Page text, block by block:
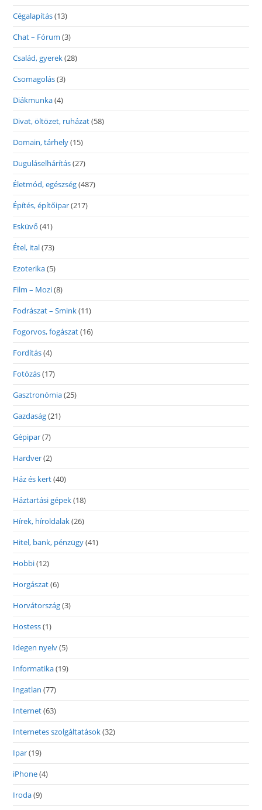
Cégalapítás(13)
Chat – Fórum (3)
Család, gyerek(28)
Csomagolás(3)
Diákmunka(4)
Divat, öltözet, ruházat(58)
Domain, tárhely(15)
Duguláselhárítás(27)
Életmód, egészség(487)
Építés, építőipar(217)
Esküvő (41)
Étel, ital(73)
Ezoterika(5)
Film – Mozi(8)
Fodrászat – Smink(11)
Fogorvos, fogászat(16)
Fordítás(4)
Fotózás(17)
Gasztronómia(25)
Gazdaság(21)
Gépipar(7)
Hardver(2)
Ház és kert(40)
Háztartási gépek(18)
Hírek, híroldalak(26)
Hitel, bank, pénzügy(41)
Hobbi(12)
Horgászat(6)
Horvátország(3)
Hostess(1)
Idegen nyelv(5)
Informatika(19)
Ingatlan (77)
Internet(63)
Internetes szolgáltatások(32)
Ipar(19)
iPhone(4)
Iroda(9)